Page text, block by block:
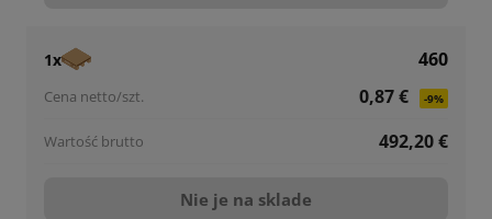
1x
460
0,87 €
-9%
492,20 €
Nie je na sklade